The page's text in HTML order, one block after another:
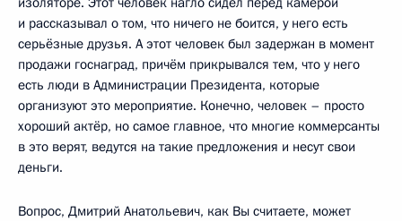
и рассказывал о том, что ничего не боится, у него есть
серьёзные друзья. А этот человек был задержан в момент
продажи госнаград, причём прикрывался тем, что у него
есть люди в Администрации Президента, которые
организуют это мероприятие. Конечно, человек – просто
хороший актёр, но самое главное, что многие коммерсанты
в это верят, ведутся на такие предложения и несут свои
деньги.
Вопрос, Дмитрий Анатольевич, как Вы считаете, может